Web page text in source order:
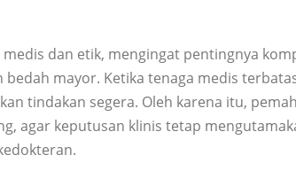
dan etik, mengingat pentingnya
mayor. Ketika tenaga medis
tindakan segera. Oleh karena itu,
agar keputusan klinis tetap